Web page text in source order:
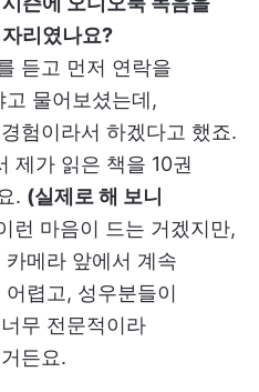
리였나요?
듣고 먼저 연락을
물어보셨는데,
험이라서 하겠다고 했죠.
제가 읽은 책을 10권
. (실제로 해 보니
런 마음이 드는 거겠지만,
메라 앞에서 계속
렵고, 성우분들이
무 전문적이라
든요.